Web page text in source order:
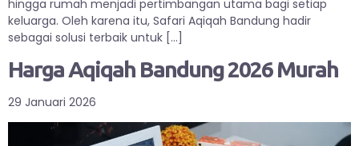
hingga rumah menjadi pertimbangan utama bagi setiap
keluarga. Oleh karena itu, Safari Aqiqah Bandung hadir
sebagai solusi terbaik untuk […]
Harga Aqiqah Bandung 2026 Murah
29 Januari 2026